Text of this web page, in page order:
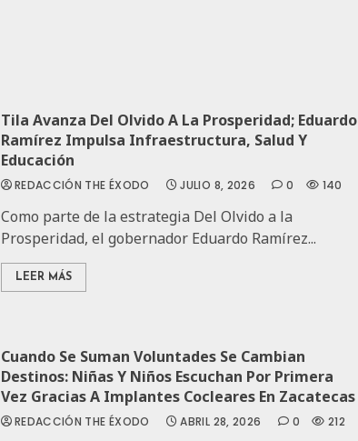
Tila Avanza Del Olvido A La Prosperidad; Eduardo
Ramírez Impulsa Infraestructura, Salud Y
Educación
REDACCIÓN THE ÉXODO JULIO 8, 2026 0 140
Como parte de la estrategia Del Olvido a la
Prosperidad, el gobernador Eduardo Ramírez...
LEER MÁS
Cuando Se Suman Voluntades Se Cambian
Destinos: Niñas Y Niños Escuchan Por Primera
Vez Gracias A Implantes Cocleares En Zacatecas
REDACCIÓN THE ÉXODO ABRIL 28, 2026 0 212